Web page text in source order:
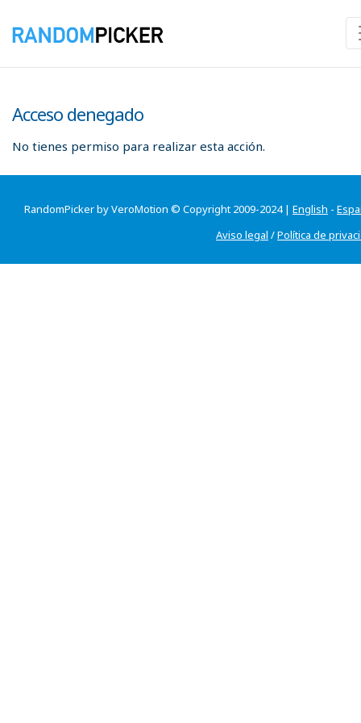
Acceso denegado
No tienes permiso para realizar esta acción.
RandomPicker by VeroMotion © Copyright 2009-2024 | English -
Aviso legal /Política de